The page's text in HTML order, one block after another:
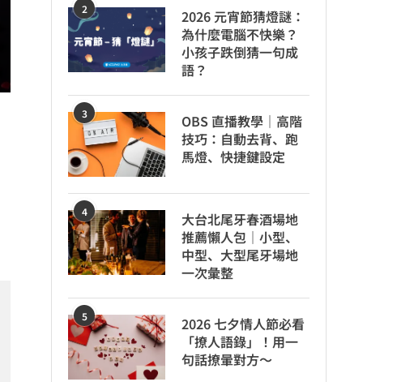
2
2026 元宵節猜燈謎：
為什麼電腦不快樂？
小孩子跌倒猜一句成
語？
3
OBS 直播教學｜高階
技巧：自動去背、跑
馬燈、快捷鍵設定
4
大台北尾牙春酒場地
推薦懶人包｜小型、
中型、大型尾牙場地
一次彙整
5
2026 七夕情人節必看
「撩人語錄」！用一
句話撩暈對方～